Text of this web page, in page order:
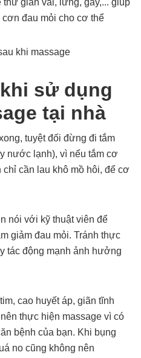
giãn vai, lưng, gáy,... giúp
đau mỏi cho cơ thể
khi massage
sử dụng
tại nhà
tuyệt đối đừng đi tắm
nước lạnh), vì nếu tắm cơ
cần lau khô mồ hôi, để cơ
nói với kỹ thuật viên để
giảm đau mỏi. Tránh thực
tác động mạnh ảnh hưởng
cao huyết áp, giãn tĩnh
thực hiện massage vì có
bệnh của bạn. Khi bụng
no cũng không nên